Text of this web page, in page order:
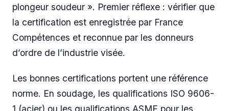
plongeur soudeur ». Premier réflexe : vérifier que
la certification est enregistrée par France
Compétences et reconnue par les donneurs
d’ordre de l’industrie visée.
Les bonnes certifications portent une référence
norme. En soudage, les qualifications ISO 9606-
1 (acier) ou les qualifications ASME pour les